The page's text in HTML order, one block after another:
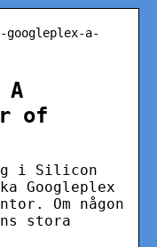
a-
A
of
i Silicon
Googleplex
Om någon
stora